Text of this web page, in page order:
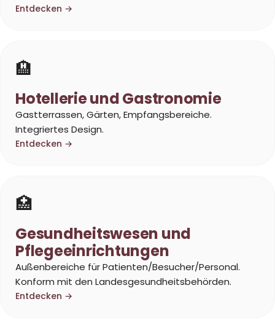
Entdecken →
🏨
Hotellerie und Gastronomie
Gastterrassen, Gärten, Empfangsbereiche.
Integriertes Design.
Entdecken →
🏥
Gesundheitswesen und
Pflegeeinrichtungen
Außenbereiche für Patienten/Besucher/Personal.
Konform mit den Landesgesundheitsbehörden.
Entdecken →